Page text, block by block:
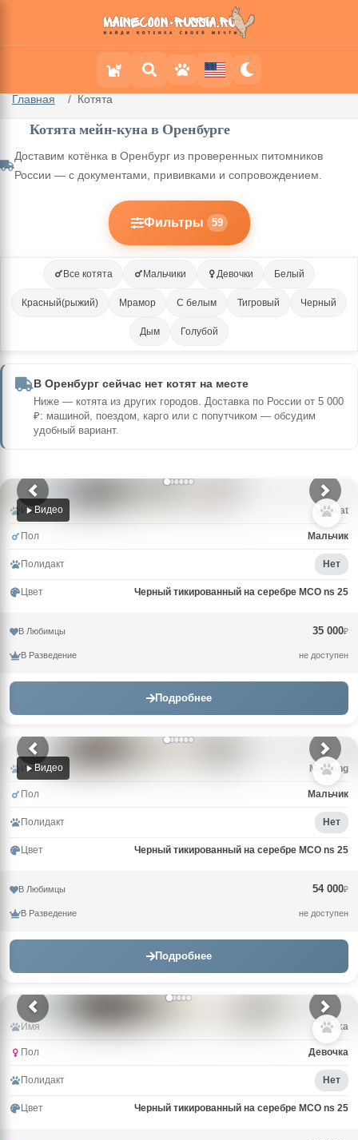
Главная Котята
Котята мейн-куна в Оренбурге
Доставим котёнка в Оренбург из проверенных питомников
России — с документами, прививками и сопровождением.
Фильтры 59
Все котята Мальчики Девочки Белый
Красный(рыжий) Мрамор С белым Тигровый Черный
Дым Голубой
В Оренбург сейчас нет котят на месте
Ниже — котята из других городов. Доставка по России от 5 000
₽: машиной, поездом, карго или с попутчиком — обсудим
удобный вариант.
Видео
Имя Muskat
Пол Мальчик
Полидакт Нет
Цвет Черный тикированный на серебре MCO ns 25
В Любимцы 35 000₽
В Разведение не доступен
Подробнее
Видео
Имя Mustang
Пол Мальчик
Полидакт Нет
Цвет Черный тикированный на серебре MCO ns 25
В Любимцы 54 000₽
В Разведение не доступен
Подробнее
Имя Milka
Пол Девочка
Полидакт Нет
Цвет Черный тикированный на серебре MCO ns 25